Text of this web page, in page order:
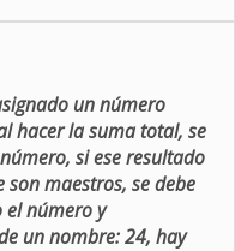
un número
hacer la suma total, se
si ese resultado
son maestros, se debe
el número y
un nombre: 24, hay